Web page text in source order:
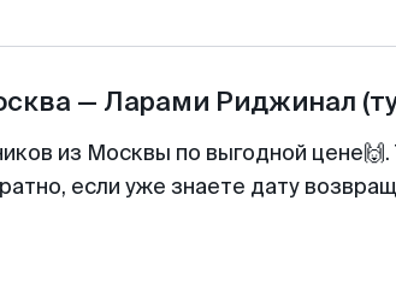
— Ларами Риджинал
из Москвы по выгодной
если уже знаете дату